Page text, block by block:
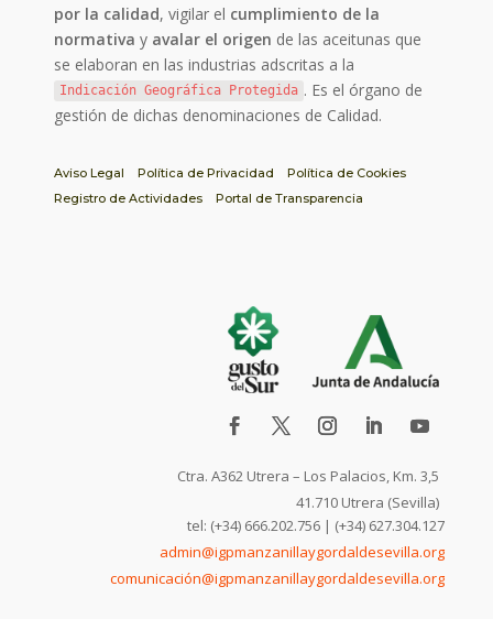
por la calidad, vigilar el cumplimiento de la
normativa y avalar el origen de las aceitunas que
se elaboran en las industrias adscritas a la
Indicación Geográfica Protegida . Es el órgano de
gestión de dichas denominaciones de Calidad.
Aviso Legal Política de Privacidad
Política de Cookies
Registro de Actividades
Portal de Transparencia
Ctra. A362 Utrera – Los Palacios, Km. 3,5
41.710 Utrera (Sevilla)
tel: (+34) 666.202.756 | (+34) 627.304.127
admin@igpmanzanillaygordaldesevilla.org
comunicación@igpmanzanillaygordaldesevilla.org